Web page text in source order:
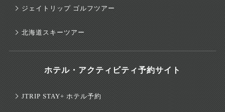
ジェイトリップ ゴルフツアー
北海道スキーツアー
ホテル・アクティビティ予約サイト
JTRIP STAY+ ホテル予約